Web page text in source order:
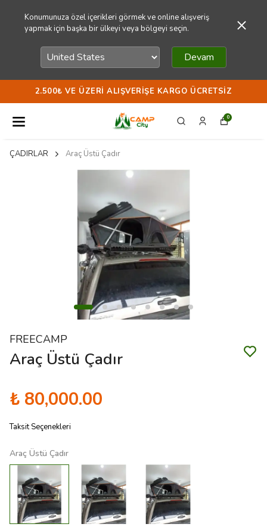
Konumunuza özel içerikleri görmek ve online alışveriş
yapmak için başka bir ülkeyi veya bölgeyi seçin.
Devam
2.500₺ VE ÜZERI ALIŞVERIŞE KARGO ÜCRETSIZ
0
ÇADIRLAR Araç Üstü Çadır
FREECAMP
Araç Üstü Çadır
₺ 80,000.00
Taksit Seçenekleri
Araç Üstü Çadır